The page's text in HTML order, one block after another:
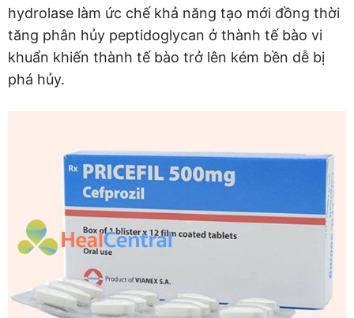
hydrolase làm ức chế khả năng tạo mới đồng thời
tăng phân hủy peptidoglycan ở thành tế bào vi
khuẩn khiến thành tế bào trở lên kém bền dễ bị
phá hủy.